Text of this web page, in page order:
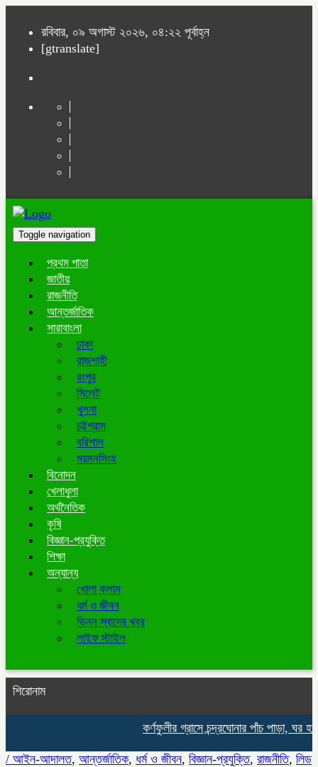
রবিবার, ০৯ অগাস্ট ২০২৬, ০৪:২২ পূর্বাহ্ন
[gtranslate]
Toggle navigation
প্রথম পাতা
জাতীয়
রাজনীতি
আন্তর্জাতিক
সারাবাংলা
ঢাকা
রাজশাহী
রংপুর
সিলেট
খুলনা
চট্টগ্রাম
বরিশাল
ময়মনসিংহ
বিনোদন
খেলাধুলা
অর্থনৈতিক
কৃষি
বিজ্ঞান-প্রযুক্তি
শিক্ষা
অন্যান্য
খোলা কলাম
ধর্ম ও জীবন
ভিন্ন স্বাদের খবর
লাইফ স্টাইল
শিরোনাম
কর্ণফুলীর গ্রাসে চন্দ্রঘোনার পাঁচ পাড়া, ঘর
/ আইন-আদালত, আন্তর্জাতিক, ধর্ম ও জীবন, বিজ্ঞান-প্রযুক্তি, রাজনীতি, লিড